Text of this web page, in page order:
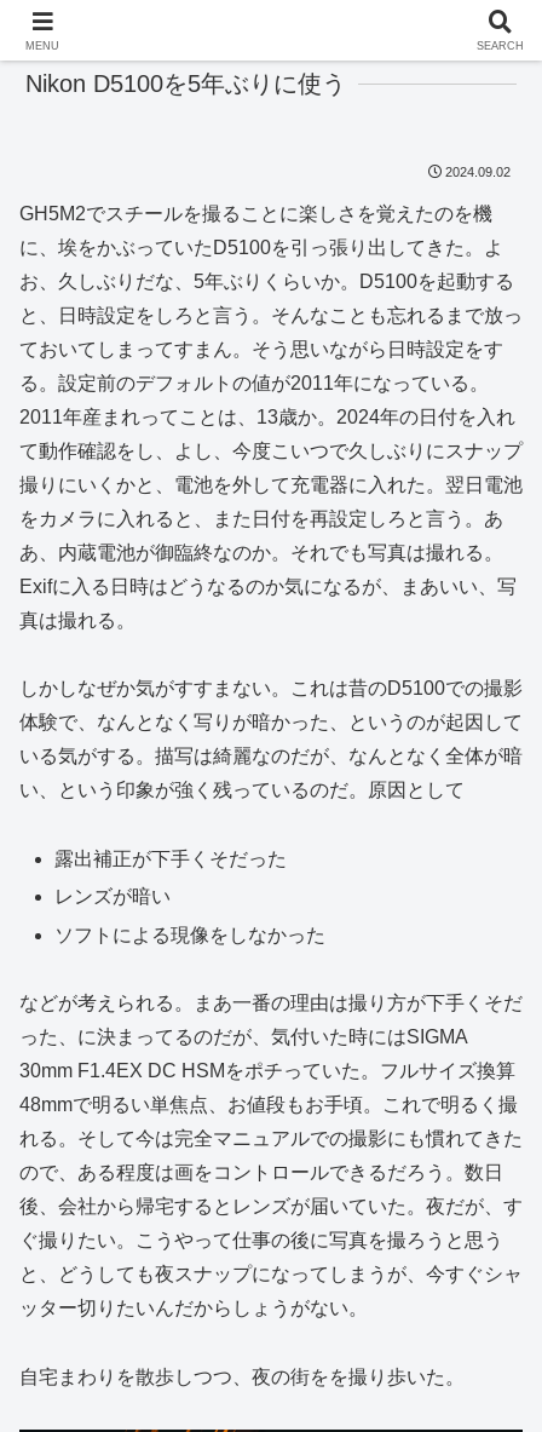
Nikon D5100を5年ぶりに使う
2024.09.02
GH5M2でスチールを撮ることに楽しさを覚えたのを機
に、埃をかぶっていたD5100を引っ張り出してきた。よ
お、久しぶりだな、5年ぶりくらいか。D5100を起動する
と、日時設定をしろと言う。そんなことも忘れるまで放っ
ておいてしまってすまん。そう思いながら日時設定をす
る。設定前のデフォルトの値が2011年になっている。
2011年産まれってことは、13歳か。2024年の日付を入れ
て動作確認をし、よし、今度こいつで久しぶりにスナップ
撮りにいくかと、電池を外して充電器に入れた。翌日電池
をカメラに入れると、また日付を再設定しろと言う。あ
あ、内蔵電池が御臨終なのか。それでも写真は撮れる。
Exifに入る日時はどうなるのか気になるが、まあいい、写
真は撮れる。
しかしなぜか気がすすまない。これは昔のD5100での撮影
体験で、なんとなく写りが暗かった、というのが起因して
いる気がする。描写は綺麗なのだが、なんとなく全体が暗
い、という印象が強く残っているのだ。原因として
露出補正が下手くそだった
レンズが暗い
ソフトによる現像をしなかった
などが考えられる。まあ一番の理由は撮り方が下手くそだ
った、に決まってるのだが、気付いた時にはSIGMA
30mm F1.4EX DC HSMをポチっていた。フルサイズ換算
48mmで明るい単焦点、お値段もお手頃。これで明るく撮
れる。そして今は完全マニュアルでの撮影にも慣れてきた
ので、ある程度は画をコントロールできるだろう。数日
後、会社から帰宅するとレンズが届いていた。夜だが、す
ぐ撮りたい。こうやって仕事の後に写真を撮ろうと思う
と、どうしても夜スナップになってしまうが、今すぐシャ
ッター切りたいんだからしょうがない。
自宅まわりを散歩しつつ、夜の街をを撮り歩いた。
MENU SEARCH